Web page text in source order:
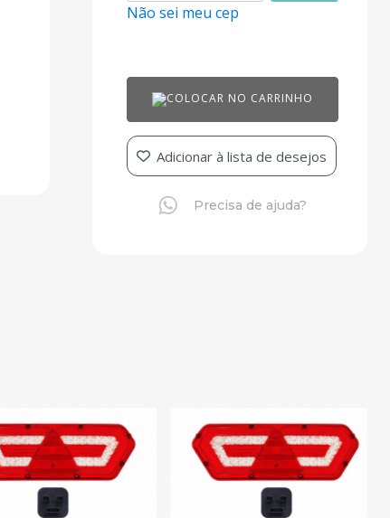
Não sei meu cep
COLOCAR NO CARRINHO
Adicionar à lista de desejos
Precisa de ajuda?